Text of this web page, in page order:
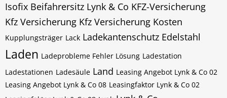
Isofix Beifahrersitz Lynk & Co KFZ-Versicherung
Kfz Versicherung Kfz Versicherung Kosten
Kupplungsträger Lack Ladekantenschutz Edelstahl
Laden Ladeprobleme Fehler Lösung Ladestation
Ladestationen Ladesäule Land Leasing Angebot Lynk & Co 02
Leasing Angebot Lynk & Co 08 Leasingfaktor Lynk & Co 02